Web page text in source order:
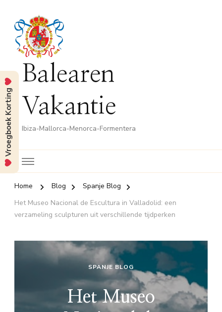
Balearen
Vakantie
Ibiza-Mallorca-Menorca-Formentera
Home Blog
Spanje Blog
Het Museo Nacional de Escultura in Valladolid: een
verzameling sculpturen uit verschillende tijdperken
SPANJE BLOG
Het Museo
Vroegboek Korting